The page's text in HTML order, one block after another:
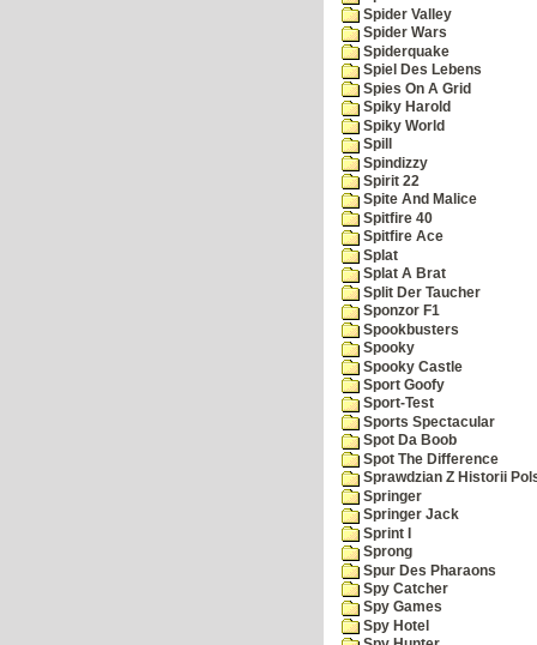
Spider Valley
Spider Wars
Spiderquake
Spiel Des Lebens
Spies On A Grid
Spiky Harold
Spiky World
Spill
Spindizzy
Spirit 22
Spite And Malice
Spitfire 40
Spitfire Ace
Splat
Splat A Brat
Split Der Taucher
Sponzor F1
Spookbusters
Spooky
Spooky Castle
Sport Goofy
Sport-Test
Sports Spectacular
Spot Da Boob
Spot The Difference
Sprawdzian Z Historii
Springer
Springer Jack
Sprint I
Sprong
Spur Des Pharaons
Spy Catcher
Spy Games
Spy Hotel